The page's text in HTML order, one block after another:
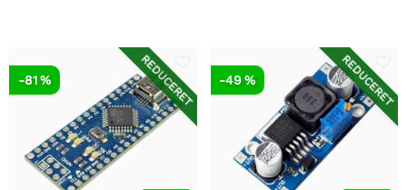
REDUCERET
-81 % REDUCERET
-49 %